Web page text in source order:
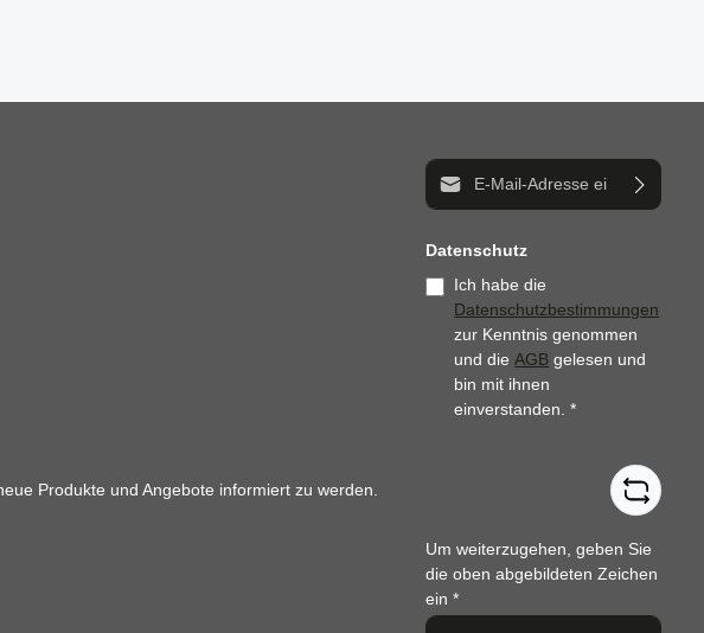
Produkte und Angebote informiert zu werden.
E-Mail-Adresse*
Datenschutz
Ich habe die
Datenschutzbestimmungen
zur Kenntnis genommen
und dieAGB gelesen und
bin mit ihnen
einverstanden.*
Um weiterzugehen, geben Sie
die oben abgebildeten Zeichen
ein*